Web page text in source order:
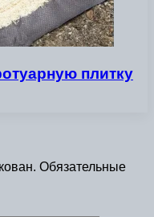
плитку
Обязательные